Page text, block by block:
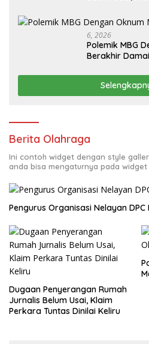
6, 2026
Polemik MBG
Berakhir Damai
Berita Olahraga
Ini contoh widget dengan style
anda bisa mengaturnya pada
Pengurus Organisasi Nelayan
Dugaan Penyerangan Rumah
Jurnalis Belum Usai, Klaim
Perkara Tuntas Dinilai Keliru